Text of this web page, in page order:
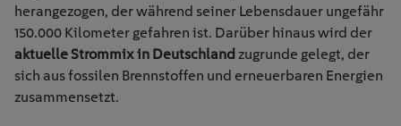
herangezogen, der während seiner Lebensdauer ungefähr
150.000 Kilometer gefahren ist. Darüber hinaus wird der
aktuelle Strommix in Deutschland zugrunde gelegt, der
sich aus fossilen Brennstoffen und erneuerbaren Energien
zusammensetzt.